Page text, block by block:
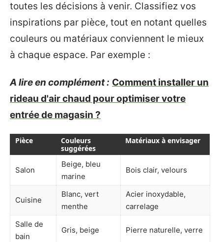
toutes les décisions à venir. Classifiez vos
inspirations par pièce, tout en notant quelles
couleurs ou matériaux conviennent le mieux
à chaque espace. Par exemple :
A lire en complément : Comment installer un
rideau d'air chaud pour optimiser votre
entrée de magasin ?
Pièce
Couleurs
suggérées
Matériaux à envisager
Salon
Beige, bleu
marine
Bois clair, velours
Cuisine
Blanc, vert
menthe
Acier inoxydable,
carrelage
Salle de
bain
Gris, beige Pierre naturelle, verre